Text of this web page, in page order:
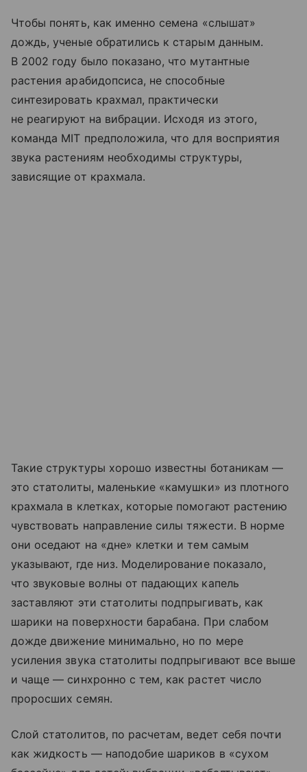
Чтобы понять, как именно семена «слышат»
дождь, ученые обратились к старым данным.
В 2002 году было показано, что мутантные
растения арабидопсиса, не способные
синтезировать крахмал, практически
не реагируют на вибрации. Исходя из этого,
команда MIT предположила, что для восприятия
звука растениям необходимы структуры,
зависящие от крахмала.
Такие структуры хорошо известны ботаникам —
это статолиты, маленькие «камушки» из плотного
крахмала в клетках, которые помогают растению
чувствовать направление силы тяжести. В норме
они оседают на «дне» клетки и тем самым
указывают, где низ. Моделирование показало,
что звуковые волны от падающих капель
заставляют эти статолиты подпрыгивать, как
шарики на поверхности барабана. При слабом
дожде движение минимально, но по мере
усиления звука статолиты подпрыгивают все выше
и чаще — синхронно с тем, как растет число
проросших семян.
Слой статолитов, по расчетам, ведет себя почти
как жидкость — наподобие шариков в «сухом